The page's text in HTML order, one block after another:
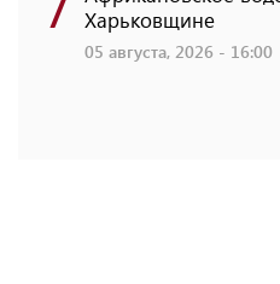
Харьковщине
05 августа, 2026 - 16:00